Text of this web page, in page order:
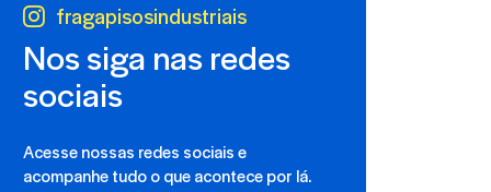
fragapisosindustriais
Nos siga nas redes
sociais
Acesse nossas redes sociais e
acompanhe tudo o que acontece por lá.